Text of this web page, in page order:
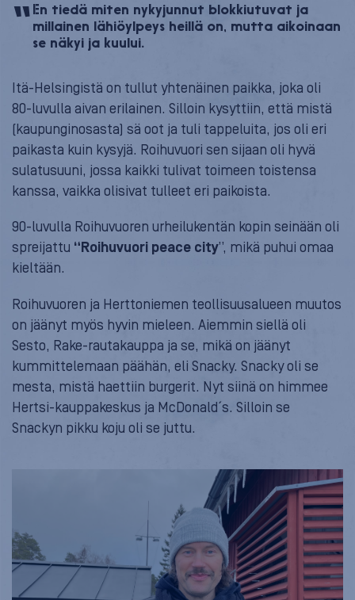
En tiedä miten nykyjunnut blokkiutuvat ja
millainen lähiöylpeys heillä on, mutta aikoinaan
se näkyi ja kuului.
Itä-Helsingistä on tullut yhtenäinen paikka, joka oli
80-luvulla aivan erilainen. Silloin kysyttiin, että mistä
(kaupunginosasta) sä oot ja tuli tappeluita, jos oli eri
paikasta kuin kysyjä. Roihuvuori sen sijaan oli hyvä
sulatusuuni, jossa kaikki tulivat toimeen toistensa
kanssa, vaikka olisivat tulleet eri paikoista.
90-luvulla Roihuvuoren urheilukentän kopin seinään oli
spreijattu “Roihuvuori peace city”, mikä puhui omaa
kieltään.
Roihuvuoren ja Herttoniemen teollisuusalueen muutos
on jäänyt myös hyvin mieleen. Aiemmin siellä oli
Sesto, Rake-rautakauppa ja se, mikä on jäänyt
kummittelemaan päähän, eli Snacky. Snacky oli se
mesta, mistä haettiin burgerit. Nyt siinä on himmee
Hertsi-kauppakeskus ja McDonald´s. Silloin se
Snackyn pikku koju oli se juttu.